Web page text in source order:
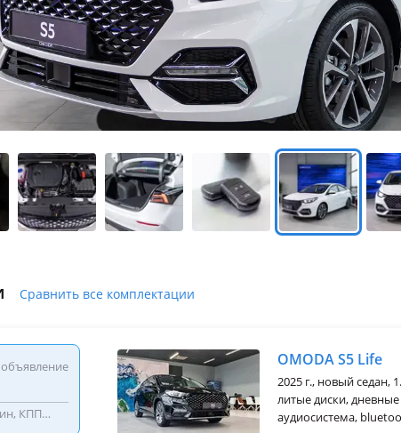
Сравнить все комплектации
объявление
КПП
OMODA S5 Life
2025 г., новый седан,
литые диски,
аудиосистема,